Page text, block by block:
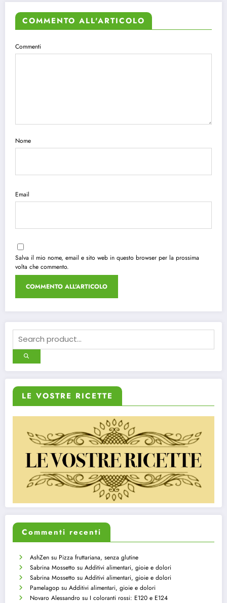
COMMENTO ALL'ARTICOLO
Commenti
Nome
Email
Salva il mio nome, email e sito web in questo browser per la prossima
volta che commento.
LE VOSTRE RICETTE
Commenti recenti
AshZen su Pizza fruttariana, senza glutine
Sabrina Mossetto su Additivi alimentari, gioie e dolori
Sabrina Mossetto su Additivi alimentari, gioie e dolori
Pamelagop su Additivi alimentari, gioie e dolori
Novaro Alessandro su I coloranti rossi: E120 e E124